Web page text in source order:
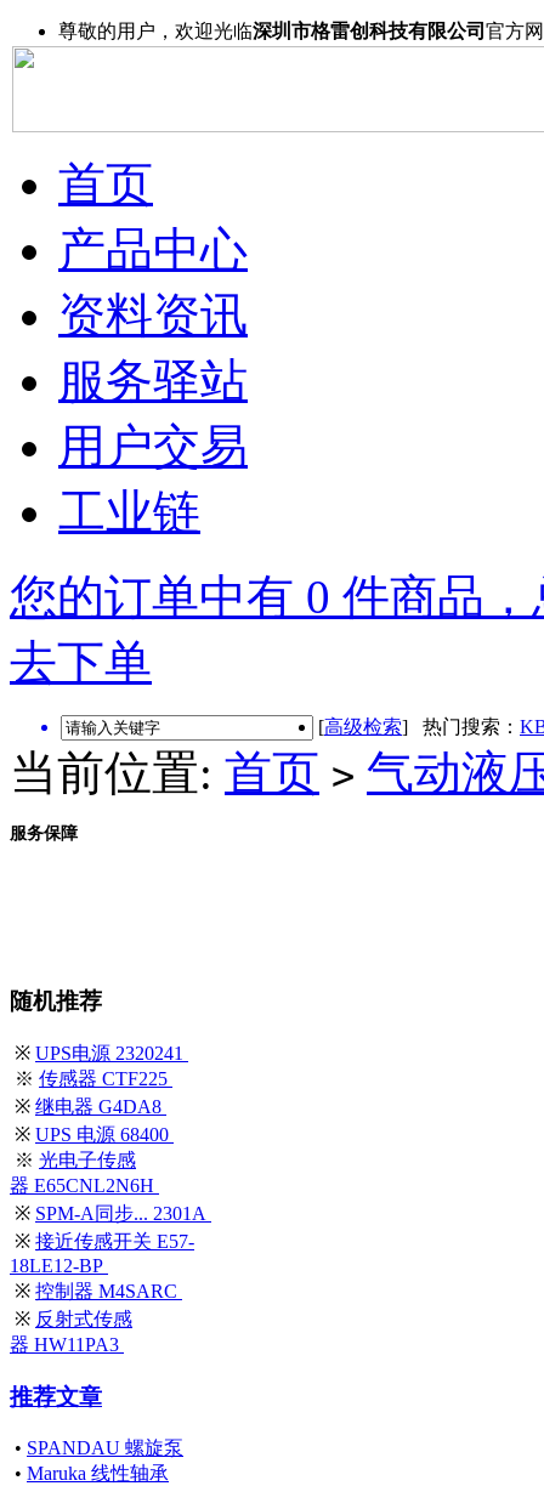
尊敬的用户，欢迎光临深圳市格雷创科技有限公司 官方
首页
产品中心
资料资讯
服务驿站
用户交易
工业链
您的订单中有 0 件商品
去下单
[高级检索] 热门搜索：
当前位置: 首页 > 气动液
服务保障
随机推荐
※ UPS电源 2320241
※ 传感器 CTF225
※ 继电器 G4DA8
※ UPS 电源 68400
※ 光电子传感
器 E65CNL2N6H
※ SPM-A同步... 2301A
※ 接近传感开关 E57-
18LE12-BP
※ 控制器 M4SARC
※ 反射式传感
器 HW11PA3
推荐文章
• SPANDAU 螺旋泵
• Maruka 线性轴承